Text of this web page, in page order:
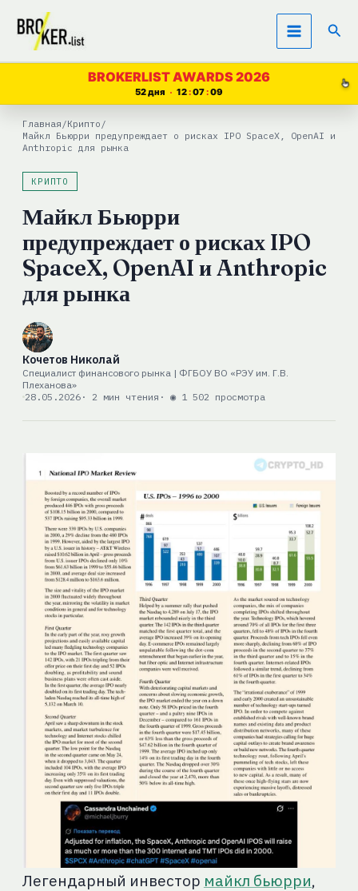
Перейти
содержимому
BROKERLIST AWARDS 2026
52 дня 12 07 08
Главная /Крипто /
Майкл Бьюрри предупреждает о рисках IPO SpaceX, OpenAI и
Anthropic для рынка
КРИПТО
Майкл Бьюрри
предупреждает о рисках IPO
SpaceX, OpenAI и Anthropic
для рынка
Кочетов Николай
Специалист финансового рынка | ФГБОУ ВО «РЭУ им. Г.В.
Плеханова»
28.05.2026· 2 мин чтения · ◉ 1 502 просмотра
Легендарный инвестор майкл бьюрри,